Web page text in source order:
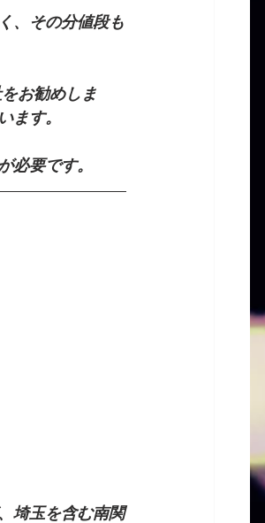
その分値段も
お勧めしま
ます。
要です。
玉を含む南関